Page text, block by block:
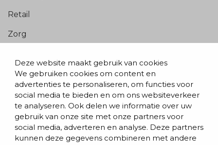
Deze website maakt gebruik van cookies
We gebruiken cookies om content en
advertenties te personaliseren, om functies voor
social media te bieden en om ons websiteverkeer
te analyseren. Ook delen we informatie over uw
gebruik van onze site met onze partners voor
social media, adverteren en analyse. Deze partners
kunnen deze gegevens combineren met andere
Retail
Zorg
Blogs & nieuws
Contact
Evenementen
Team